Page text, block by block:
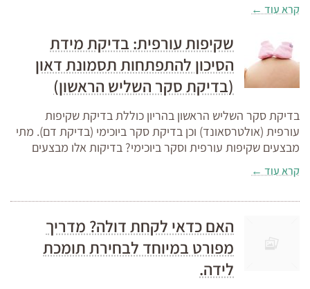
קרא עוד ←
שקיפות עורפית: בדיקת מידת
הסיכון להתפתחות תסמונת דאון
(בדיקת סקר השליש הראשון)
בדיקת סקר השליש הראשון בהריון כוללת בדיקת שקיפות
עורפית (אולטרסאונד) וכן בדיקת סקר ביוכימי (בדיקת דם). מתי
מבצעים שקיפות עורפית וסקר ביוכימי? בדיקות אלו מבצעים
קרא עוד ←
האם כדאי לקחת דולה? מדריך
מפורט במיוחד לבחירת תומכת
לידה.